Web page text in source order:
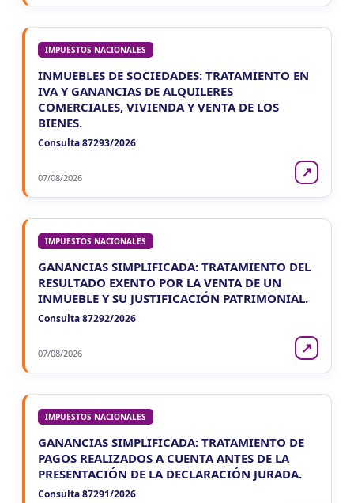
IMPUESTOS NACIONALES
INMUEBLES DE SOCIEDADES: TRATAMIENTO EN
IVA Y GANANCIAS DE ALQUILERES
COMERCIALES, VIVIENDA Y VENTA DE LOS
BIENES.
Consulta 87293/2026
07/08/2026 ↗
IMPUESTOS NACIONALES
GANANCIAS SIMPLIFICADA: TRATAMIENTO DEL
RESULTADO EXENTO POR LA VENTA DE UN
INMUEBLE Y SU JUSTIFICACIÓN PATRIMONIAL.
Consulta 87292/2026
07/08/2026 ↗
IMPUESTOS NACIONALES
GANANCIAS SIMPLIFICADA: TRATAMIENTO DE
PAGOS REALIZADOS A CUENTA ANTES DE LA
PRESENTACIÓN DE LA DECLARACIÓN JURADA.
Consulta 87291/2026